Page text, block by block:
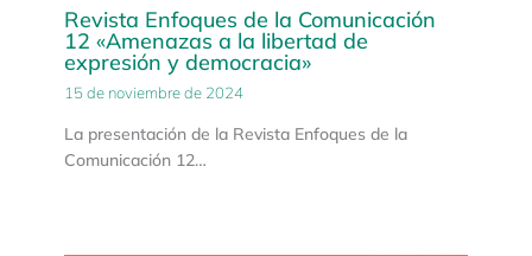
Revista Enfoques de la Comunicación
12 «Amenazas a la libertad de
expresión y democracia»
15 de noviembre de 2024
La presentación de la Revista Enfoques de la
Comunicación 12…